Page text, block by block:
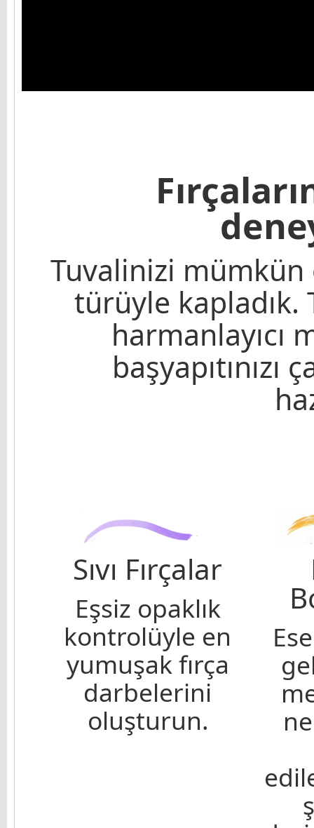
Tuvalinizi mümkün
türüyle kapladık.
harmanlayıcı
başyapıtınızı
Sıvı Fırçalar
Eşsiz opaklık
kontrolüyle en
yumuşak fırça
darbelerini
oluşturun.